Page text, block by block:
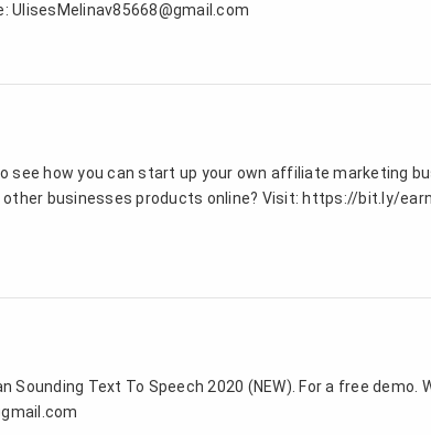
UlisesMelinav85668@gmail.com
see how you can start up your own affiliate marketing
other businesses products online? Visit: https://bit.ly/
Sounding Text To Speech 2020 (NEW). For a free demo.